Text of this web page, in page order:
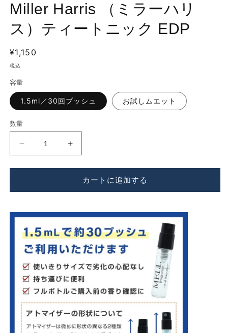
メ
デ
ィ
ア
を
く
Miller Harris （ミラーハリ
ス）ティートニック EDP
通
常
価
格
¥1,150
税込
容量
1.5ml／30回プッシュ お試しムエット
数量
Harris
（ミ
ー
リ
ス）
テ
ィ
ー
ト
ニ
ッ
ク
EDP
Miller
Harris
（ミ
ー
リ
ス）
テ
ィ
ー
ト
ニ
ッ
ク
EDP
カートに追加する